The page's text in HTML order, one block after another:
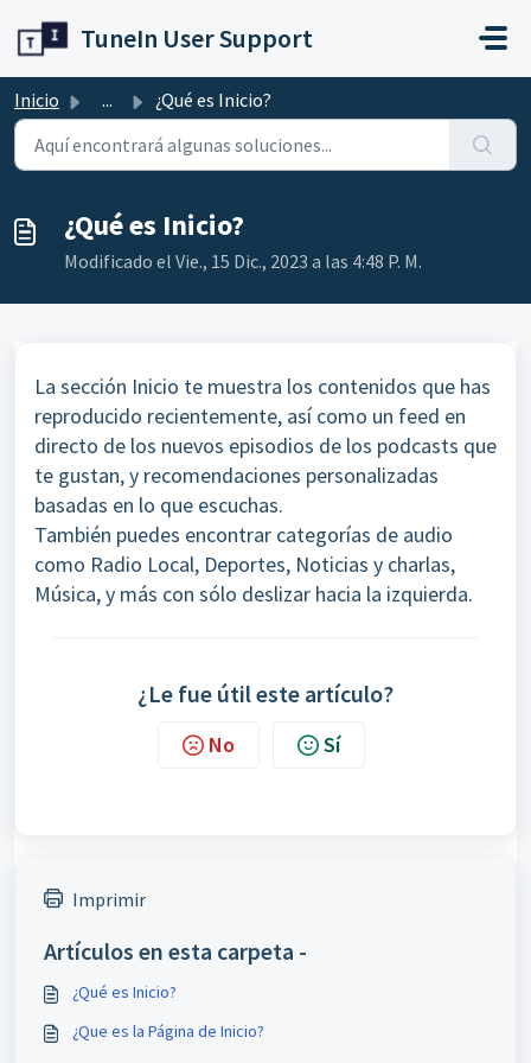
TuneIn User Support
Inicio ... ¿Qué es Inicio?
¿Qué es Inicio?
Modificado el Vie., 15 Dic., 2023 a las 4:48 P. M.
La sección Inicio te muestra los contenidos que has
reproducido recientemente, así como un feed en
directo de los nuevos episodios de los podcasts que
te gustan, y recomendaciones personalizadas
basadas en lo que escuchas.
También puedes encontrar categorías de audio
como Radio Local, Deportes, Noticias y charlas,
Música, y más con sólo deslizar hacia la izquierda.
¿Le fue útil este artículo?
No Sí
Imprimir
Artículos en esta carpeta -
¿Qué es Inicio?
¿Que es la Página de Inicio?